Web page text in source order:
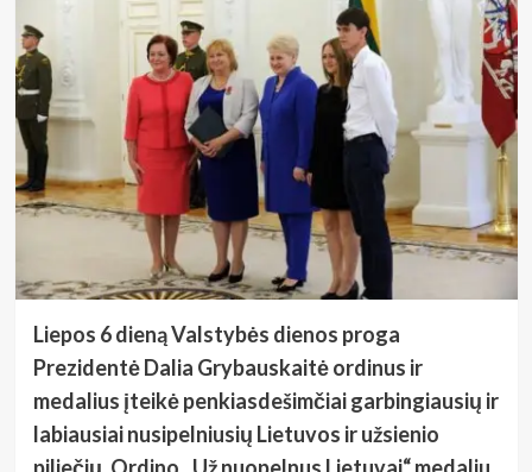
Liepos 6 dieną Valstybės dienos proga
Prezidentė Dalia Grybauskaitė ordinus ir
medalius įteikė penkiasdešimčiai garbingiausių ir
labiausiai nusipelniusių Lietuvos ir užsienio